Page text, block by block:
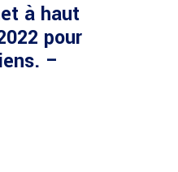
à haut
pour
–